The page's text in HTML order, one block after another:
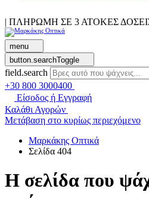
| ΠΛΗΡΩΜΗ ΣΕ 3 ΑΤΟΚΕΣ
menu
button.searchToggle
field.search
+30 800 3000400
Είσοδος ή Εγγραφή
Καλάθι Αγορών
Μετάβαση στο κυρίως περιεχόμενο
Μαρκάκης Οπτικά
Σελίδα 404
Η σελίδα που